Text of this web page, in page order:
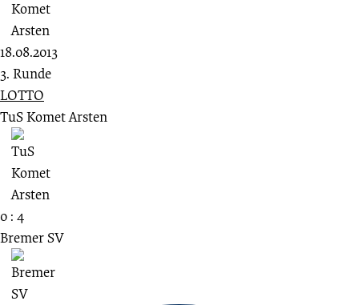
18.08.2013
3. Runde
LOTTO
TuS Komet Arsten
0 : 4
Bremer SV